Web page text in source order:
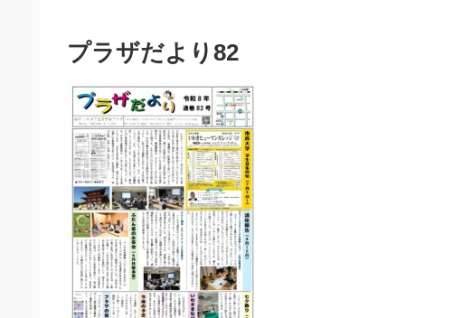
プラザだより82